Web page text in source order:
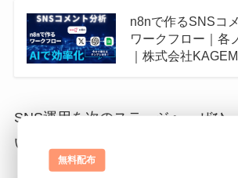
n8nで作るSNSコ
ワークフロー｜各
｜株式会社
SNS運用を次のステージへ。ぜひ
い。
無料配布